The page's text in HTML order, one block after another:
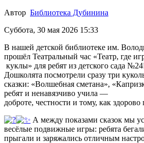
Автор Библиотека Дубинина
Суббота, 30 мая 2026 15:33
В нашей детской библиотеке им.
прошёл Театральный час «Театр, где
куклы» для ребят из детского сада
Дошколята посмотрели сразу три
сказки: «Волшебная сметана»,
ребят и ненавязчиво учила —
доброте, честности и тому, как здорово
А между показами сказок мы
весёлые подвижные игры: ребята
прыгали и заряжались отличным